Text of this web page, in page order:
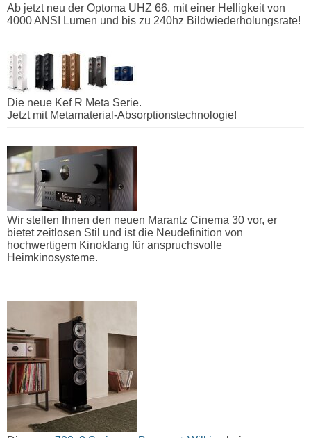
Ab jetzt neu der Optoma UHZ 66, mit einer Helligkeit von
4000 ANSI Lumen und bis zu 240hz Bildwiederholungsrate!
Die neue Kef R Meta Serie.
Jetzt mit Metamaterial-Absorptionstechnologie!
Wir stellen Ihnen den neuen Marantz Cinema 30 vor, er
bietet zeitlosen Stil und ist die Neudefinition von
hochwertigem Kinoklang für anspruchsvolle
Heimkinosysteme.